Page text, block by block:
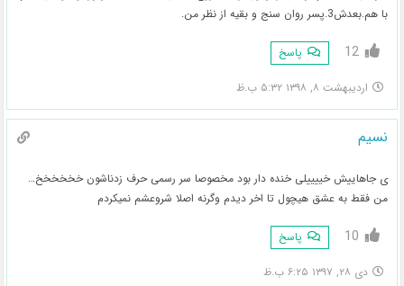
با هم.بعدش3.پسر روان سنج و بقیه از نظر من.
12 پاسخ
اردیبهشت ۸, ۱۳۹۸ ۵:۳۲ ب.ظ
نسیم
ی جاهاییش خییییلی خنده دار بود مخصوصا سر رسمی حرف زدناشون خخخخخخ…
من فقط به عشق هیچول تا اخر دیدم وگرنه اصلا شروعشم نمیکردم
10 پاسخ
دی ۲۸, ۱۳۹۷ ۶:۲۵ ب.ظ